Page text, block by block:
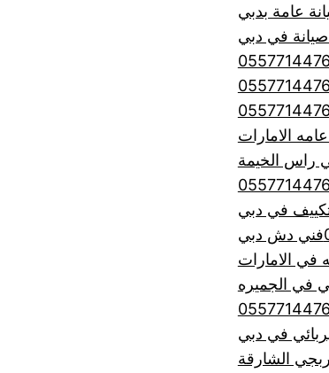
في دبي
الامارات
راس الخيمة
في دبي
فني دش دبي
في الامارات
في الجميره
في دبي
الشارقة